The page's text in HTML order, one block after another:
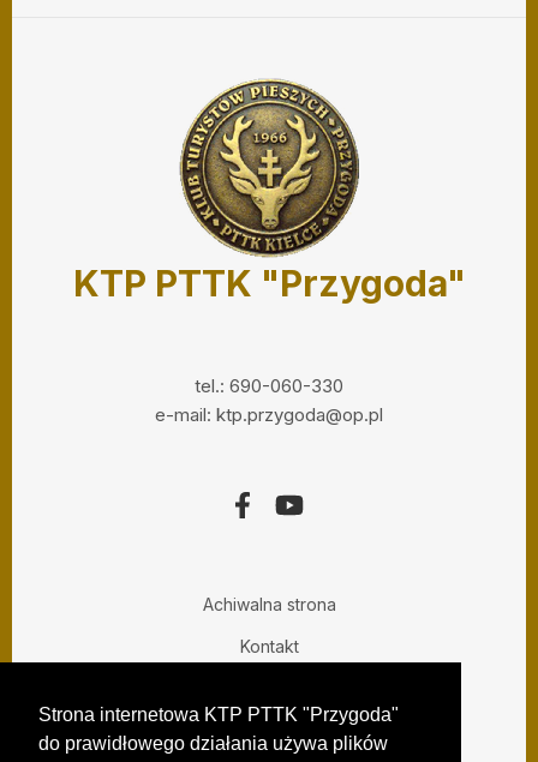
Strona internetowa KTP PTTK "Przygoda"
do prawidłowego działania używa plików
KTP PTTK "Przygoda"
tel.: 690-060-330
e-mail: ktp.przygoda@op.pl
Achiwalna strona
Kontakt